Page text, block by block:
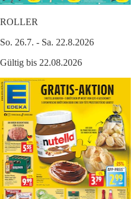
ROLLER
So. 26.7. - Sa. 22.8.2026
Gültig bis 22.08.2026